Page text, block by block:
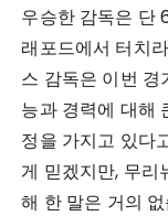
우승한 감독은 단
래포드에서 터치
스 감독은 이번 경
능과 경력에 대해
정을 가지고 있다
게 믿겠지만, 무리
해 한 말은 거의